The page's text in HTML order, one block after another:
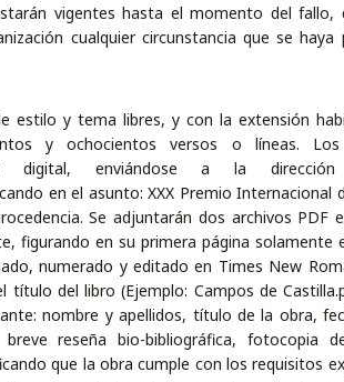
vigentes hasta el momento del fallo,
cualquier circunstancia que se
estilo y tema libres, y con la extensión
y ochocientos versos o líneas.
digital, enviándose a la
en el asunto: XXX Premio Internacional
Se adjuntarán dos archivos PDF
figurando en su primera página solamente
numerado y editado en Times New
título del libro (Ejemplo: Campos de
nombre y apellidos, título de la obra,
reseña bio-bibliográfica, fotocopia
que la obra cumple con los requisitos